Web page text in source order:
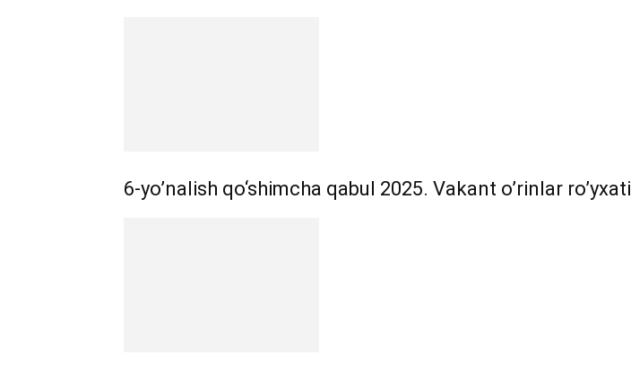
6-yo’nalish qo‘shimcha qabul 2025. Vakant o’rinlar ro’yxati